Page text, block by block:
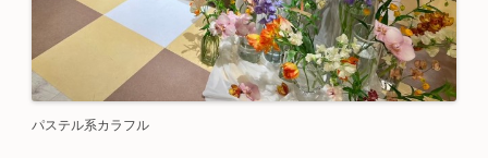
パステル系カラフル